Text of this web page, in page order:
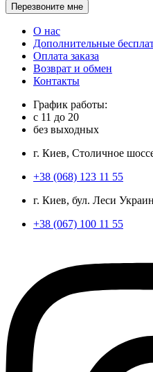
Перезвоните мне
О нас
Дополнительные
Оплата заказа
Возврат и обмен
Контакты
График работы:
с 11 до 20
без выходных
г. Киев, Столичное
+38 (068) 123 11 55
г. Киев, бул. Леси
+38 (067) 100 11 55